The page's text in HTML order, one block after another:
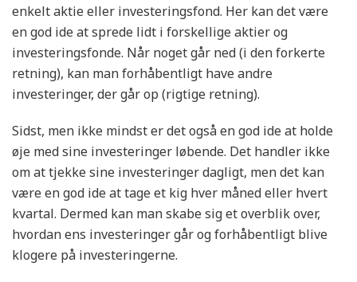
enkelt aktie eller investeringsfond. Her kan det være
en god ide at sprede lidt i forskellige aktier og
investeringsfonde. Når noget går ned (i den forkerte
retning), kan man forhåbentligt have andre
investeringer, der går op (rigtige retning).
Sidst, men ikke mindst er det også en god ide at holde
øje med sine investeringer løbende. Det handler ikke
om at tjekke sine investeringer dagligt, men det kan
være en god ide at tage et kig hver måned eller hvert
kvartal. Dermed kan man skabe sig et overblik over,
hvordan ens investeringer går og forhåbentligt blive
klogere på investeringerne.